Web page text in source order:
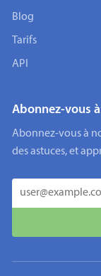
Blog
Tarifs
API
Abonnez-vous
Abonnez-vous à
des astuces, et